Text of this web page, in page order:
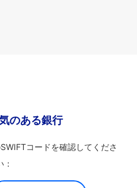
のある銀行
コードを確認してくださ
：